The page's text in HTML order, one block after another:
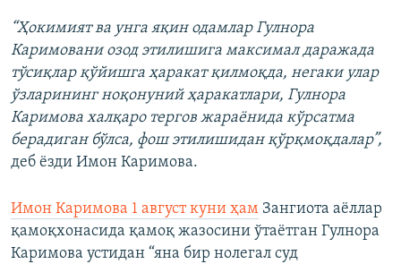
“Ҳокимият ва унга яқин одамлар Гулнора
Каримовани озод этилишига максимал даражада
тўсиқлар қўйишга ҳаракат қилмоқда, негаки улар
ўзларининг ноқонуний ҳаракатлари, Гулнора
Каримова халқаро тергов жараёнида кўрсатма
берадиган бўлса, фош этилишидан қўрқмоқдалар”,
деб ёзди Имон Каримова.
Имон Каримова 1 август куни ҳам Зангиота аёллар
қамоқхонасида қамоқ жазосини ўтаётган Гулнора
Каримова устидан “яна бир нолегал суд